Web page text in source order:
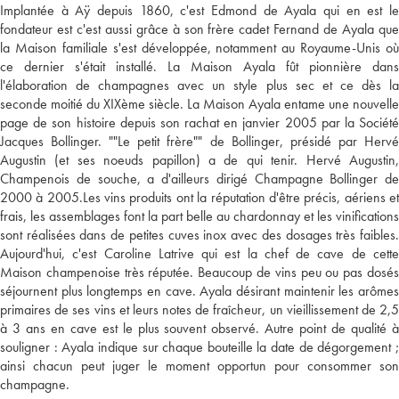
Implantée à Aÿ depuis 1860, c'est Edmond de Ayala qui en est le
fondateur est c'est aussi grâce à son frère cadet Fernand de Ayala que
la Maison familiale s'est développée, notamment au Royaume-Unis où
ce dernier s'était installé. La Maison Ayala fût pionnière dans
l'élaboration de champagnes avec un style plus sec et ce dès la
seconde moitié du XIXème siècle. La Maison Ayala entame une nouvelle
page de son histoire depuis son rachat en janvier 2005 par la Société
Jacques Bollinger. ""Le petit frère"" de Bollinger, présidé par Hervé
Augustin (et ses noeuds papillon) a de qui tenir. Hervé Augustin,
Champenois de souche, a d'ailleurs dirigé Champagne Bollinger de
2000 à 2005.Les vins produits ont la réputation d'être précis, aériens et
frais, les assemblages font la part belle au chardonnay et les vinifications
sont réalisées dans de petites cuves inox avec des dosages très faibles.
Aujourd'hui, c'est Caroline Latrive qui est la chef de cave de cette
Maison champenoise très réputée. Beaucoup de vins peu ou pas dosés
séjournent plus longtemps en cave. Ayala désirant maintenir les arômes
primaires de ses vins et leurs notes de fraîcheur, un vieillissement de 2,5
à 3 ans en cave est le plus souvent observé. Autre point de qualité à
souligner : Ayala indique sur chaque bouteille la date de dégorgement ;
ainsi chacun peut juger le moment opportun pour consommer son
champagne.